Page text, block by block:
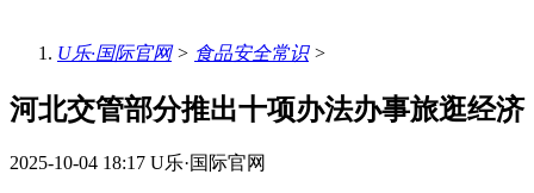
U乐·国际官网> 食品安全常识>
河北交管部分推出十项办法办事旅逛经济
2025-10-04 18:17 U乐·国际官网